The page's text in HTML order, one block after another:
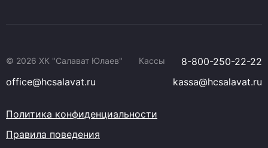
© 2026 ХК "Салават Юлаев" Кассы
8-800-250-22-22
office@hcsalavat.ru
kassa@hcsalavat.ru
Политика конфиденциальности
Правила поведения